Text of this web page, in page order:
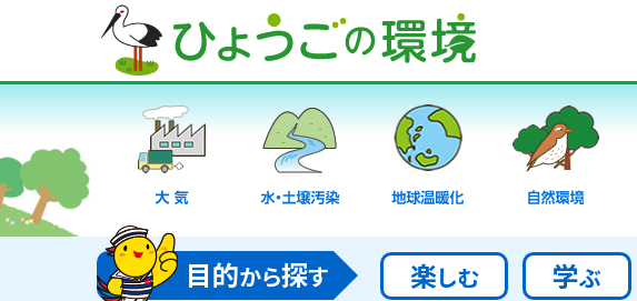
大気 水・土壌汚染 地球温暖化 自然環境
目的から探す 楽しむ 学ぶ